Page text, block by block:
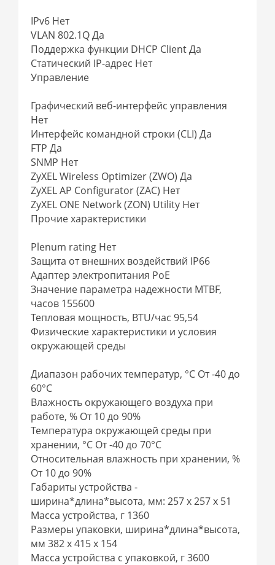
IPv6 Нет
VLAN 802.1Q Да
Поддержка функции DHCP Client Да
Статический IP-адрес Нет
Управление
Графический веб-интерфейс управления
Нет
Интерфейс командной строки (CLI) Да
FTP Да
SNMP Нет
ZyXEL Wireless Optimizer (ZWO) Да
ZyXEL AP Configurator (ZAC) Нет
ZyXEL ONE Network (ZON) Utility Нет
Прочие характеристики
Plenum rating Нет
Защита от внешних воздействий IP66
Адаптер электропитания PoE
Значение параметра надежности MTBF,
часов 155600
Тепловая мощность, BTU/час 95,54
Физические характеристики и условия
окружающей среды
Диапазон рабочих температур, °С От -40 до
60°С
Влажность окружающего воздуха при
работе, % От 10 до 90%
Температура окружающей среды при
хранении, °С От -40 до 70°С
Относительная влажность при хранении, %
От 10 до 90%
Габариты устройства -
ширина*длина*высота, мм: 257 x 257 x 51
Масса устройства, г 1360
Размеры упаковки, ширина*длина*высота,
мм 382 x 415 x 154
Масса устройства с упаковкой, г 3600